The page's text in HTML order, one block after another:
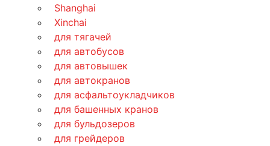
Shanghai
Xinchai
для тягачей
для автобусов
для автовышек
для автокранов
для асфальтоукладчиков
для башенных кранов
для бульдозеров
для грейдеров